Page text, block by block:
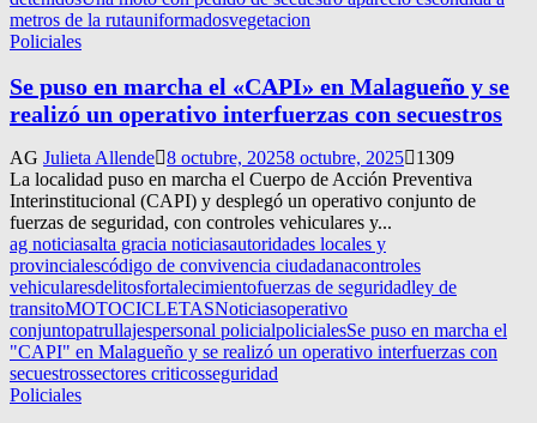
metros de la rutauniformadosvegetacion
Policiales
Se puso en marcha el «CAPI» en Malagueño y se
realizó un operativo interfuerzas con secuestros
AG Julieta Allende 8 octubre, 20258 octubre, 2025
1309
La localidad puso en marcha el Cuerpo de Acción Preventiva
Interinstitucional (CAPI) y desplegó un operativo conjunto de
fuerzas de seguridad, con controles vehiculares y...
ag noticiasalta gracia noticiasautoridades locales y
provincialescódigo de convivencia ciudadanacontroles
vehicularesdelitosfortalecimientofuerzas de seguridadley de
transitoMOTOCICLETASNoticiasoperativo
conjuntopatrullajespersonal policialpolicialesSe puso en marcha el
"CAPI" en Malagueño y se realizó un operativo interfuerzas con
secuestrossectores criticosseguridad
Policiales